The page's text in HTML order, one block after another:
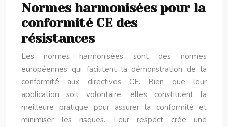
Normes harmonisées pour la
conformité CE des
résistances
Les normes harmonisées sont des normes
européennes qui facilitent la démonstration de la
conformité aux directives CE. Bien que leur
application soit volontaire, elles constituent la
meilleure pratique pour assurer la conformité et
minimiser les risques. Leur respect crée une